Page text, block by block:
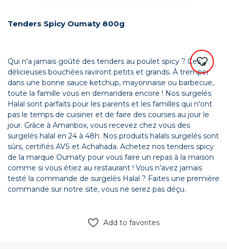
Tenders Spicy Oumaty 800g
Qui n'a jamais goûté des tenders au poulet spicy ? Ces
délicieuses bouchées raviront petits et grands. À tremper
dans une bonne sauce ketchup, mayonnaise ou barbecue,
toute la famille vous en demandera encore ! Nos surgelés
Halal sont parfaits pour les parents et les familles qui n'ont
pas le temps de cuisiner et de faire des courses au jour le
jour. Grâce à Amanbox, vous recevez chez vous des
surgelés halal en 24 à 48h. Nos produits halals surgelés sont
sûrs, certifiés AVS et Achahada. Achetez nos tenders spicy
de la marque Oumaty pour vous faire un repas à la maison
comme si vous étiez au restaurant ! Vous n’avez jamais
testé la commande de surgelés Halal ? Faites une première
commande sur notre site, vous ne serez pas déçu.
Add to favorites